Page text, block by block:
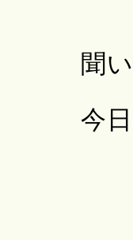
聞
今